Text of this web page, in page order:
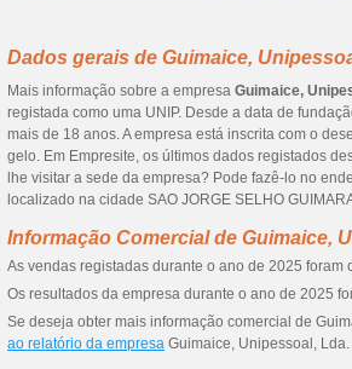
Dados gerais de Guimaice,
Mais informação sobre a empresa Guimaice,
registada como uma UNIP. Desde a data de
mais de 18 anos. A empresa está inscrita com o
gelo. Em Empresite, os últimos dados registados
lhe visitar a sede da empresa? Pode fazê-lo no
localizado na cidade SAO JORGE SELHO
Informação Comercial de Guimaice,
As vendas registadas durante o ano de 2025 foram
Os resultados da empresa durante o ano de 2025
Se deseja obter mais informação comercial de
ao relatório da empresa Guimaice, Unipessoal, Lda.